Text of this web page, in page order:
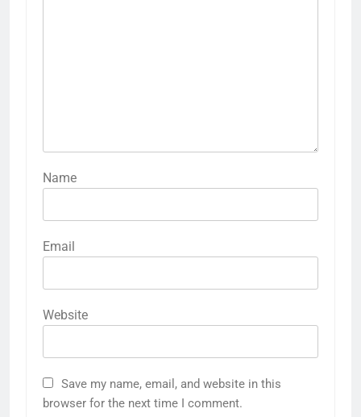
Name
Email
Website
Save my name, email, and website in this
browser for the next time I comment.